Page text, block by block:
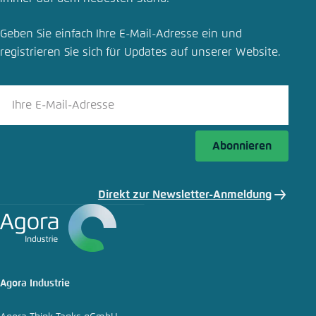
Geben Sie einfach Ihre E-Mail-Adresse ein und
registrieren Sie sich für Updates auf unserer Website.
Abonnieren
Direkt zur Newsletter-Anmeldung
Agora Industrie